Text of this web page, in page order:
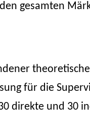
gesamten
für die
direkte und 30